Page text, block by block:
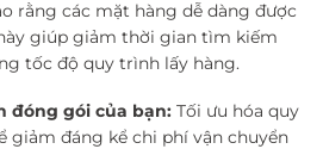
rằng các mặt hàng dễ dàng được
giúp giảm thời gian tìm kiếm
tốc độ quy trình lấy hàng.
đóng gói của bạn: Tối ưu hóa quy
giảm đáng kể chi phí vận chuyển